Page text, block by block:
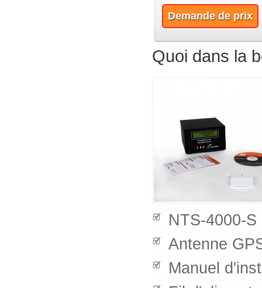
Demande de prix
Quoi dans la
NTS-4000-S
Antenne
Manuel